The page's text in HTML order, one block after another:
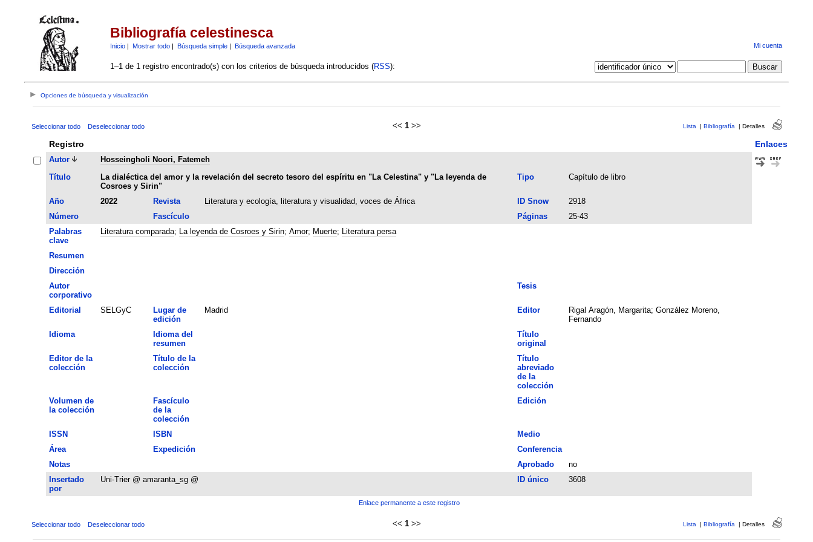
Bibliografía celestinesca
Inicio| Mostrar todo| Búsqueda simple| Búsqueda avanzada Mi cuenta
1–1 de 1 registro encontrado(s) con los criterios de búsqueda introducidos (RSS):
Opciones de búsqueda y visualización
Seleccionar todo Deseleccionar todo << 1 >> Lista | Bibliografía | Detalles
Registro Enlaces
Autor
Hosseingholi Noori, Fatemeh
Título
La dialéctica del amor y la revelación del secreto tesoro del espíritu en "La Celestina" y "La leyenda de
Cosroes y Sirin"
Tipo Capítulo de libro
Año 2022 Revista Literatura y ecología, literatura y visualidad, voces de África ID Snow
2918
Número
Fascículo Páginas
25-43
Palabras
clave
Literatura comparada; La leyenda de Cosroes y Sirin; Amor; Muerte; Literatura persa
Resumen
Dirección
Autor
corporativo
Tesis
Editorial SELGyC
Lugar de
edición
Madrid Editor
Rigal Aragón, Margarita; González Moreno,
Fernando
Idioma
Idioma del
resumen
Título
original
Editor de la
colección
Título de la
colección
Título
abreviado
de la
colección
Volumen de
la colección
Fascículo
de la
colección
Edición
ISSN ISBN
Medio
Área
Expedición
Conferencia
Notas
Aprobado
no
Insertado
por
Uni-Trier @ amaranta_sg @ ID único 3608
Enlace permanente a este registro
Seleccionar todo Deseleccionar todo << 1 >> Lista | Bibliografía | Detalles